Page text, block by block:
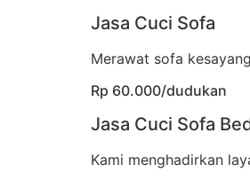
Jasa Cuci Sofa
Merawat sofa
Rp 60.000/dudukan
Jasa Cuci Sofa
Kami menghadirkan